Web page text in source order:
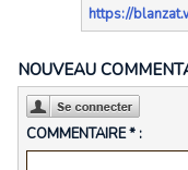
https://
NOUVEAU
COMMENTAIRE * :